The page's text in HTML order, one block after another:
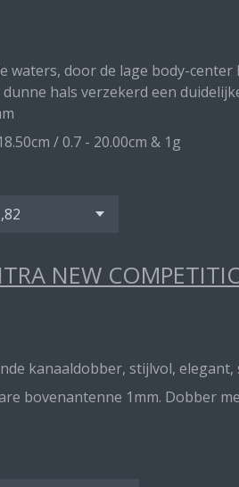
waters, door de lage body-
hals verzekerd een
/ 0.7 - 20.00cm & 1g
NEW
kanaaldobber, stijlvol,
bovenantenne 1mm. Dobber